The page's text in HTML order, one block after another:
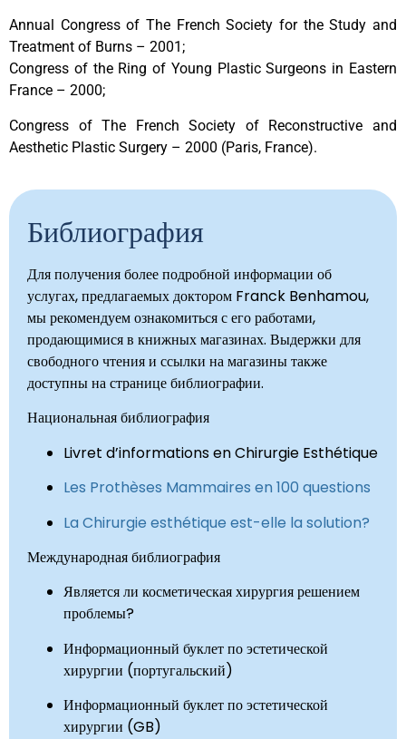
Annual Congress of The French Society for the Study and
Treatment of Burns – 2001;
Congress of the Ring of Young Plastic Surgeons in Eastern
France – 2000;
Congress of The French Society of Reconstructive and
Aesthetic Plastic Surgery – 2000 (Paris, France).
Библиография
Для получения более подробной информации об
услугах, предлагаемых доктором Franck Benhamou,
мы рекомендуем ознакомиться с его работами,
продающимися в книжных магазинах. Выдержки для
свободного чтения и ссылки на магазины также
доступны на странице библиографии.
Национальная библиография
Livret d’informations en Chirurgie Esthétique
Les Prothèses Mammaires en 100 questions
La Chirurgie esthétique est-elle la solution?
Международная библиография
Является ли косметическая хирургия решением
проблемы?
Информационный буклет по эстетической
хирургии (португальский)
Информационный буклет по эстетической
хирургии (GB)